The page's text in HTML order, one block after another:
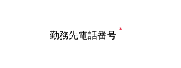
勤務先電話番号 *